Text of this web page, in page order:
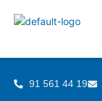
91 561 44 19